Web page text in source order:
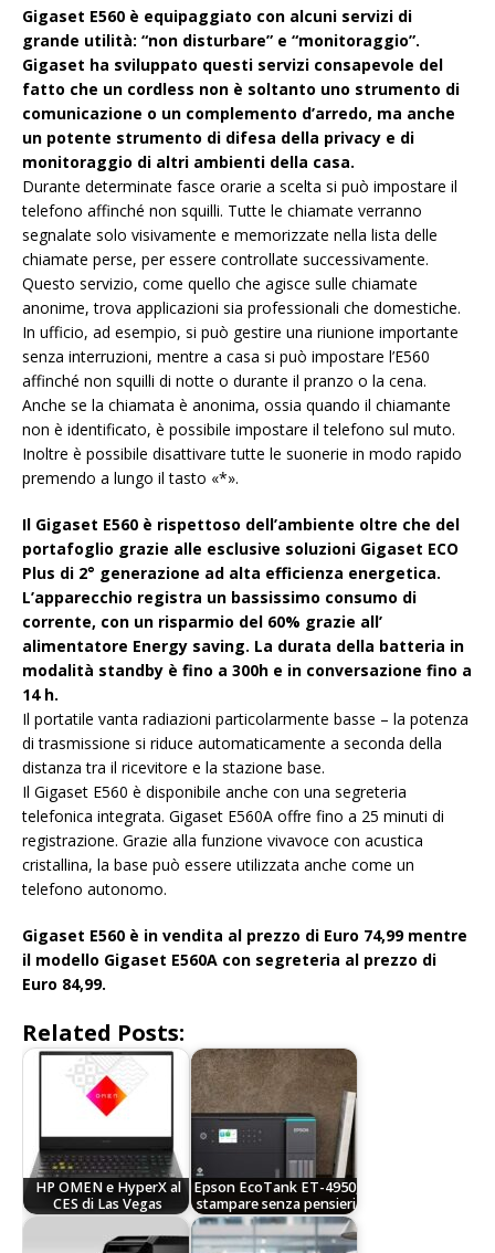
Gigaset E560 è equipaggiato con alcuni servizi di
grande utilità: “non disturbare” e “monitoraggio”.
Gigaset ha sviluppato questi servizi consapevole del
fatto che un cordless non è soltanto uno strumento di
comunicazione o un complemento d’arredo, ma anche
un potente strumento di difesa della privacy e di
monitoraggio di altri ambienti della casa.
Durante determinate fasce orarie a scelta si può impostare il
telefono affinché non squilli. Tutte le chiamate verranno
segnalate solo visivamente e memorizzate nella lista delle
chiamate perse, per essere controllate successivamente.
Questo servizio, come quello che agisce sulle chiamate
anonime, trova applicazioni sia professionali che domestiche.
In ufficio, ad esempio, si può gestire una riunione importante
senza interruzioni, mentre a casa si può impostare l’E560
affinché non squilli di notte o durante il pranzo o la cena.
Anche se la chiamata è anonima, ossia quando il chiamante
non è identificato, è possibile impostare il telefono sul muto.
Inoltre è possibile disattivare tutte le suonerie in modo rapido
premendo a lungo il tasto «*».
Il Gigaset E560 è rispettoso dell’ambiente oltre che del
portafoglio grazie alle esclusive soluzioni Gigaset ECO
Plus di 2° generazione ad alta efficienza energetica.
L’apparecchio registra un bassissimo consumo di
corrente, con un risparmio del 60% grazie all’
alimentatore Energy saving. La durata della batteria in
modalità standby è fino a 300h e in conversazione fino a
14 h.
Il portatile vanta radiazioni particolarmente basse – la potenza
di trasmissione si riduce automaticamente a seconda della
distanza tra il ricevitore e la stazione base.
Il Gigaset E560 è disponibile anche con una segreteria
telefonica integrata. Gigaset E560A offre fino a 25 minuti di
registrazione. Grazie alla funzione vivavoce con acustica
cristallina, la base può essere utilizzata anche come un
telefono autonomo.
Gigaset E560 è in vendita al prezzo di Euro 74,99 mentre
il modello Gigaset E560A con segreteria al prezzo di
Euro 84,99.
Related Posts:
HP OMEN e HyperX al
CES di Las Vegas
Epson EcoTank ET-4950,
stampare senza pensieri